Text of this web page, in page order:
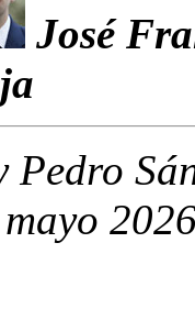
José